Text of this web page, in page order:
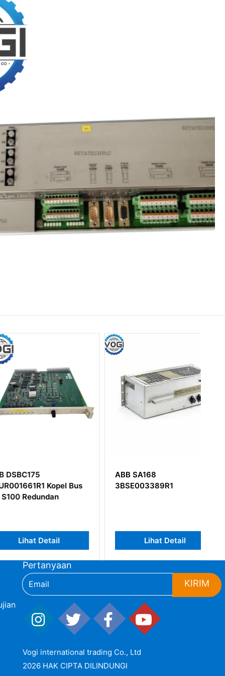
Kopel Bus
Detail
ABB SA168
3BSE003389R1
Lihat Detail
Pertanyaan
KIRIM
Vogi international trading Co., Ltd
2026 HAK CIPTA DILINDUNGI